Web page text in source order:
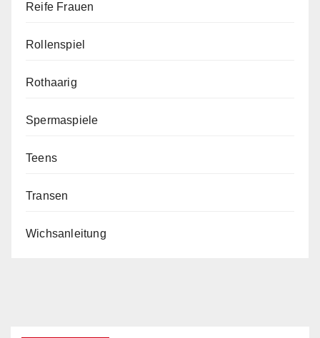
Reife Frauen
Rollenspiel
Rothaarig
Spermaspiele
Teens
Transen
Wichsanleitung